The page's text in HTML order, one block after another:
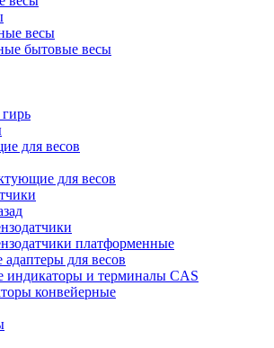
весы
бытовые весы
для весов
для весов
платформенные
адаптеры для весов
индикаторы и терминалы CAS
конвейерные